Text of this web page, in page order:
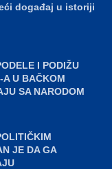
događaj u istoriji
I PODIŽU
A U BAČKOM
SA NARODOM
JE DA GA